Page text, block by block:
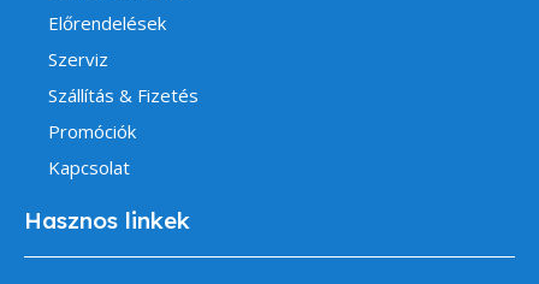
Előrendelések
Szerviz
Szállítás & Fizetés
Promóciók
Kapcsolat
Hasznos linkek